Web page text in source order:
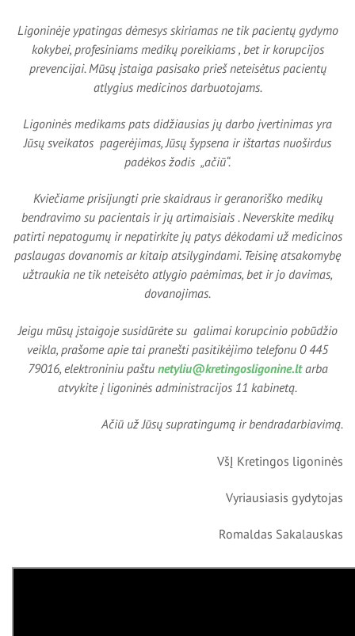
Smurto ir Priekabiavimo prevencijos politika
Ligoninėje ypatingas dėmesys skiriamas ne tik pacientų gydymo
kokybei, profesiniams medikų poreikiams , bet ir korupcijos
prevencijai. Mūsų įstaiga pasisako prieš neteisėtus pacientų
atlygius medicinos darbuotojams.
Ligoninės medikams pats didžiausias jų darbo įvertinimas yra
Jūsų sveikatos pagerėjimas, Jūsų šypsena ir ištartas nuoširdus
padėkos žodis „ačiū“.
Kviečiame prisijungti prie skaidraus ir geranoriško medikų
bendravimo su pacientais ir jų artimaisiais . Neverskite medikų
patirti nepatogumų ir nepatirkite jų patys dėkodami už medicinos
paslaugas dovanomis ar kitaip atsilygindami. Teisinę atsakomybę
užtraukia ne tik neteisėto atlygio paėmimas, bet ir jo davimas,
dovanojimas.
Jeigu mūsų įstaigoje susidūrėte su galimai korupcinio pobūdžio
veikla, prašome apie tai pranešti pasitikėjimo telefonu 0 445
79016, elektroniniu paštu netyliu@kretingosligonine.ltarba
atvykite į ligoninės administracijos 11 kabinetą.
Ačiū už Jūsų supratingumą ir bendradarbiavimą.
VšĮ Kretingos ligoninės
Vyriausiasis gydytojas
Romaldas Sakalauskas